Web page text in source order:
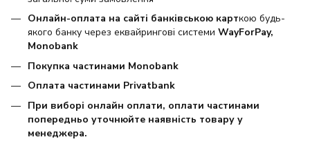
Онлайн-оплата на сайті банківською карткою будь-
якого банку через еквайрингові системи WayForPay,
Monobank
Покупка частинами Monobank
Оплата частинами Privatbank
При виборі онлайн оплати, оплати частинами
попередньо уточнюйте наявність товару у
менеджера.